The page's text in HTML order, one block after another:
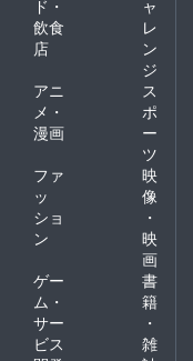
ド・
飲食
店
ャ
レ
ン
ジ
アニ
メ・
漫画
ス
ポ
ー
ツ
ファ
ッ
ショ
ン
映
像
・
映
画
ゲー
ム・
サー
ビス
書
籍
・
雑